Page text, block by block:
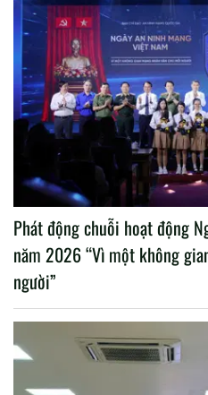
Phát động chuỗi hoạt động
năm 2026 “Vì một không
người”